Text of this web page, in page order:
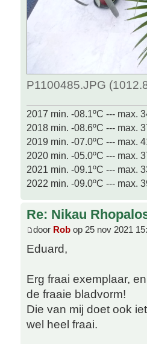
P1100485.JPG
2017 min. -08.1ºC --- max.
2018 min. -08.6ºC --- max.
2019 min. -07.0ºC --- max.
2020 min. -05.0ºC --- max.
2021 min. -09.1ºC --- max.
2022 min. -09.0ºC --- max.
Re: Nikau
door Rob op 25 nov 2021
Eduard,
Erg fraai exemplaar,
de fraaie bladvorm!
Die van mij doet ook
wel heel fraai.